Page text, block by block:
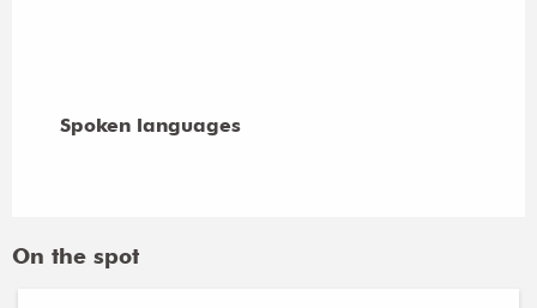
Spoken languages
Spoken languages
On the spot